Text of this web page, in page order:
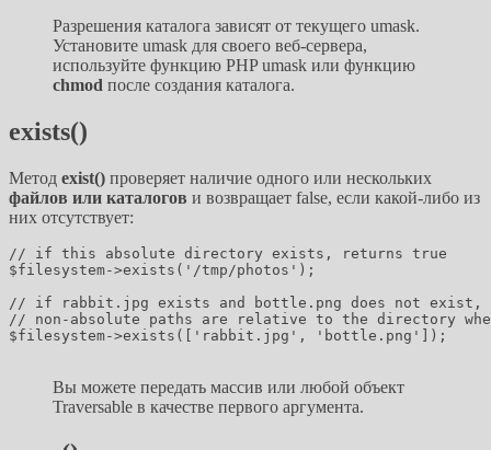
Разрешения каталога зависят от текущего umask.
Установите umask для своего веб-сервера,
используйте функцию PHP umask или функцию
chmod после создания каталога.
exists()
Метод exist() проверяет наличие одного или нескольких
файлов или каталогов и возвращает false, если какой-либо из
них отсутствует:
// if this absolute directory exists, returns true
$filesystem->exists('/tmp/photos');
// if rabbit.jpg exists and bottle.png does not exist,
// non-absolute paths are relative to the directory
$filesystem->exists(['rabbit.jpg', 'bottle.png']);
Вы можете передать массив или любой объект
Traversable в качестве первого аргумента.